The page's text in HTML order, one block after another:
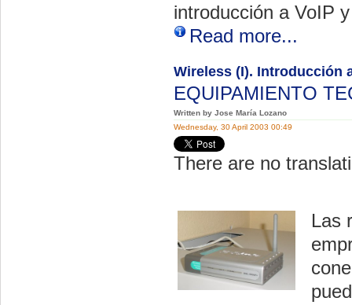
introducción a VoIP
Read more...
Wireless (I). Introducción
EQUIPAMIENTO
Written by Jose María Lozano
Wednesday, 30 April 2003 00:49
There are no
Las